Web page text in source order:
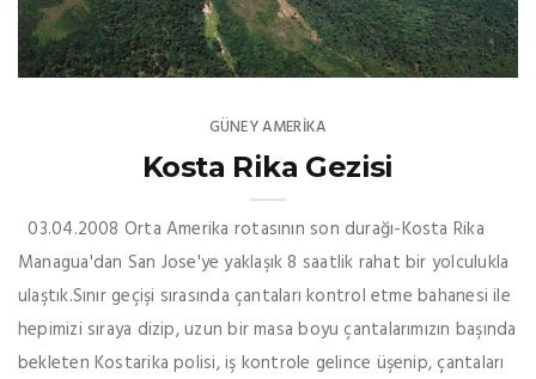
GÜNEY AMERIKA
Kosta Rika Gezisi
03.04.2008 Orta Amerika rotasının son durağı-Kosta Rika
Managua'dan San Jose'ye yaklaşık 8 saatlik rahat bir yolculukla
ulaştık.Sınır geçişi sırasında çantaları kontrol etme bahanesi ile
hepimizi sıraya dizip, uzun bir masa boyu çantalarımızın başında
bekleten Kostarika polisi, iş kontrole gelince üşenip, çantaları